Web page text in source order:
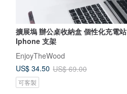
擴展塢 辦公桌收納盒 個性化充電站
Iphone 支架
EnjoyTheWood
US$ 34.50 US$ 69.00
可客製